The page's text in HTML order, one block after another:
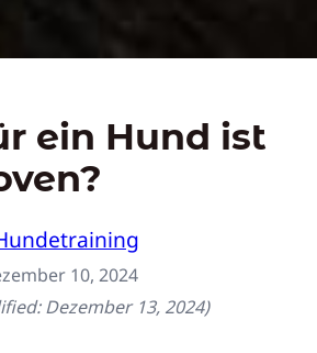
ein Hund ist
10, 2024
Dezember 13, 2024)